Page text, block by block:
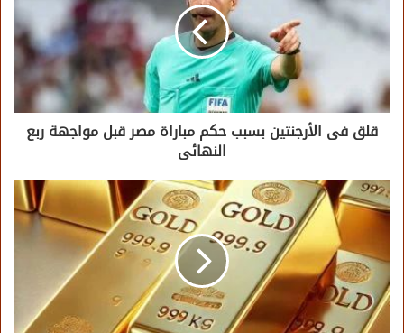
قلق فى الأرجنتين بسبب حكم مباراة مصر قبل مواجهة ربع
النهائى